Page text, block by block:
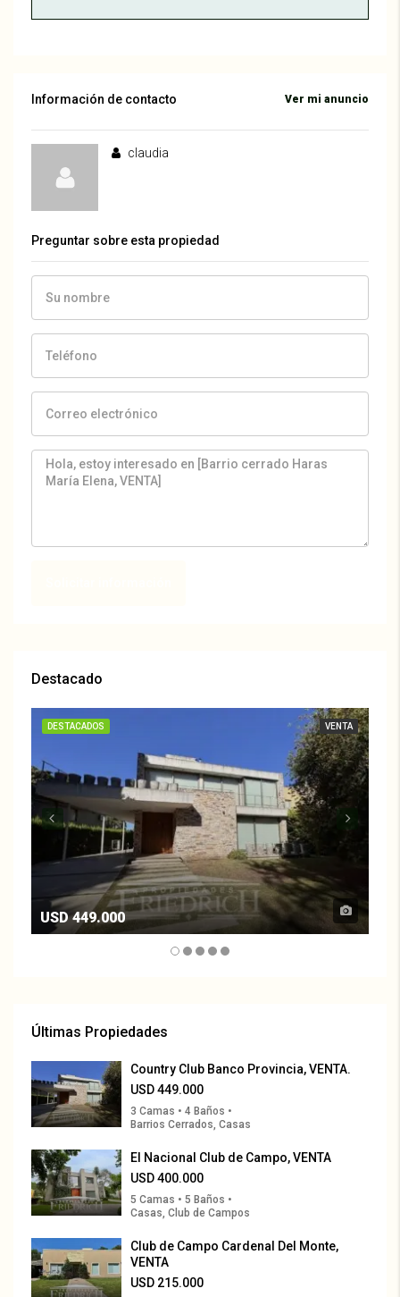
Información de contacto Ver mi anuncio
claudia
Preguntar sobre esta propiedad
Destacado
DESTACADOS VENTA
USD 449.000
Últimas Propiedades
Country Club Banco Provincia, VENTA.
USD 449.000
3 Camas • 4 Baños •
Barrios Cerrados, Casas
El Nacional Club de Campo, VENTA
USD 400.000
5 Camas • 5 Baños •
Casas, Club de Campos
Club de Campo Cardenal Del Monte,
VENTA
USD 215.000